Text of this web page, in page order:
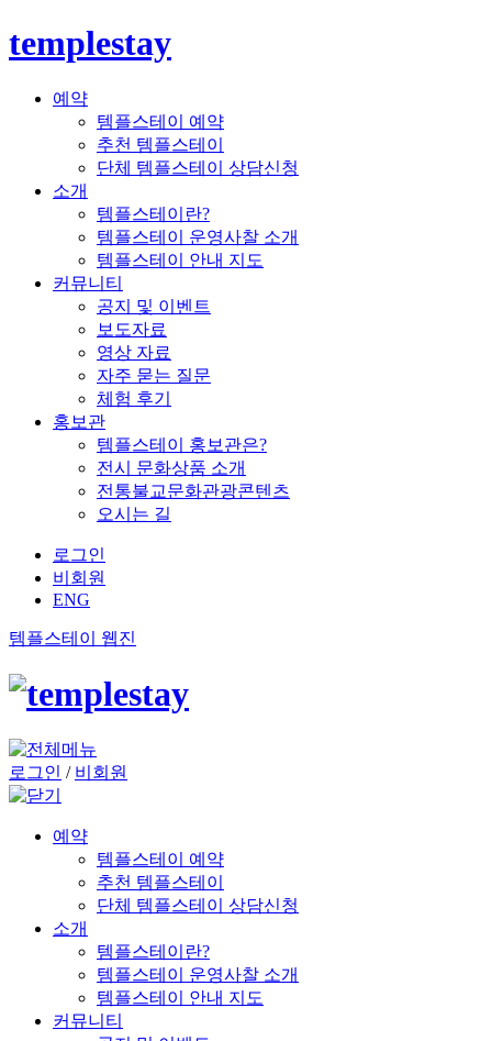
templestay
예약
템플스테이 예약
추천 템플스테이
단체 템플스테이 상담신청
소개
템플스테이란?
템플스테이 운영사찰 소개
템플스테이 안내 지도
커뮤니티
공지 및 이벤트
보도자료
영상 자료
자주 묻는 질문
체험 후기
홍보관
템플스테이 홍보관은?
전시 문화상품 소개
전통불교문화관광콘텐츠
오시는 길
로그인
비회원
ENG
템플스테이 웹진
로그인 / 비회원
예약
템플스테이 예약
추천 템플스테이
단체 템플스테이 상담신청
소개
템플스테이란?
템플스테이 운영사찰 소개
템플스테이 안내 지도
커뮤니티